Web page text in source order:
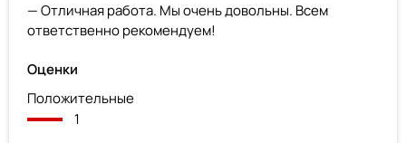
— Отличная работа. Мы очень довольны. Всем
ответственно рекомендуем!
Оценки
Положительные
1